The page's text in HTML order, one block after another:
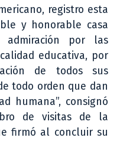
registro esta
y honorable casa
admiración por las
educativa, por
de todos sus
todo orden que dan
humana”, consignó
de visitas de la
firmó al concluir su